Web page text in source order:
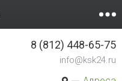
8 (812) 448-65-75
info@ksk24.ru